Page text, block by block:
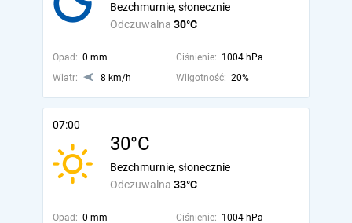
Odczuwalna 30°C
Bezchmurnie, słonecznie
Opad: 0 mm Ciśnienie: 1004 hPa
Wiatr:
8 km/h Wilgotność: 20%
07:00
30°C
Odczuwalna 33°C
Bezchmurnie, słonecznie
Opad: 0 mm Ciśnienie: 1004 hPa